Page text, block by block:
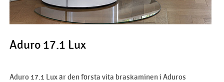
Aduro 17.1 Lux
Aduro 17.1 Lux är den första vita braskaminen i Aduros